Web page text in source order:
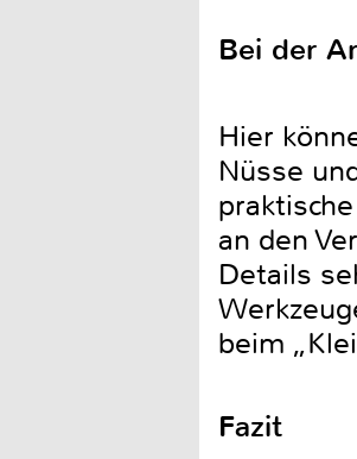
Bei der
Hier
Nüsse
an den
Details
beim
Fazit